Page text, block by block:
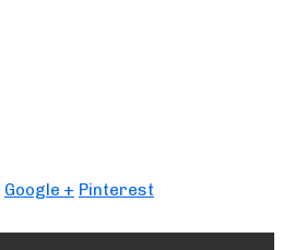
Google + Pinterest